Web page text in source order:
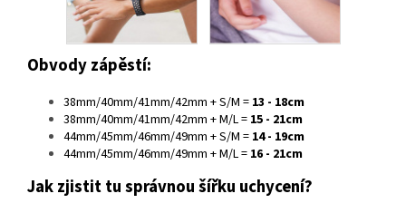
Obvody zápěstí:
38mm/40mm/41mm/42mm + S/M = 13 - 18cm
38mm/40mm/41mm/42mm + M/L = 15 - 21cm
44mm/45mm/46mm/49mm + S/M = 14 - 19cm
44mm/45mm/46mm/49mm + M/L = 16 - 21cm
Jak zjistit tu správnou šířku uchycení?